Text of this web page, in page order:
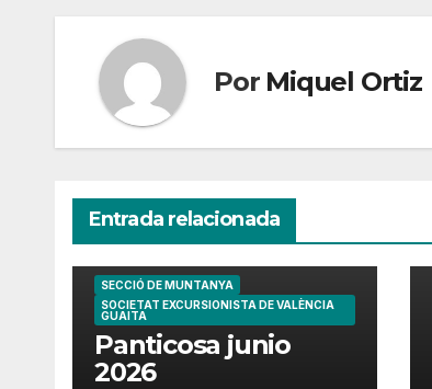
Por Miquel Ortiz
Entrada relacionada
SECCIÓ DE MUNTANYA
SOCIETAT EXCURSIONISTA DE VALÈNCIA
GUAITA
Panticosa junio
2026